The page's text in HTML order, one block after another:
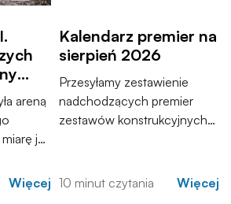
areną
jak
do
Więcej
Kalendarz premier na
sierpień 2026
Przesyłamy zestawienie
nadchodzących premier
zestawów konstrukcyjnych
kontynuacje popularnych
serii, jak i zupełnie nowe
10 minut czytania Więcej